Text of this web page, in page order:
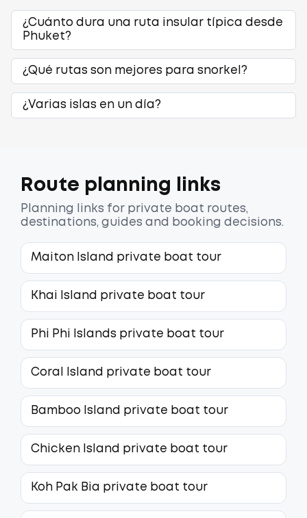
¿Cuánto dura una ruta insular típica desde
Phuket?
¿Qué rutas son mejores para snorkel?
¿Varias islas en un día?
Route planning links
Planning links for private boat routes,
destinations, guides and booking decisions.
Maiton Island private boat tour
Khai Island private boat tour
Phi Phi Islands private boat tour
Coral Island private boat tour
Bamboo Island private boat tour
Chicken Island private boat tour
Koh Pak Bia private boat tour